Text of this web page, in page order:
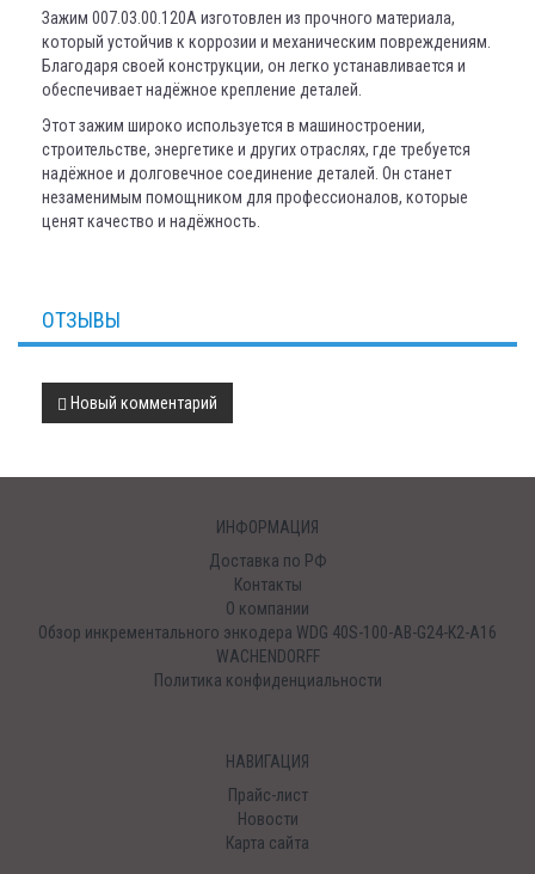
Зажим 007.03.00.120А изготовлен из прочного материала,
который устойчив к коррозии и механическим повреждениям.
Благодаря своей конструкции, он легко устанавливается и
обеспечивает надёжное крепление деталей.
Этот зажим широко используется в машиностроении,
строительстве, энергетике и других отраслях, где требуется
надёжное и долговечное соединение деталей. Он станет
незаменимым помощником для профессионалов, которые
ценят качество и надёжность.
ОТЗЫВЫ
Новый комментарий
ИНФОРМАЦИЯ
Доставка по РФ
Контакты
О компании
Обзор инкрементального энкодера WDG 40S-100-AB-G24-K2-A16
WACHENDORFF
Политика конфиденциальности
НАВИГАЦИЯ
Прайс-лист
Новости
Карта сайта